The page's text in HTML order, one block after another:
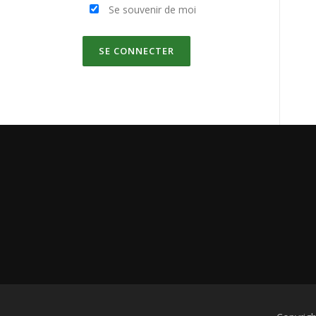
Se souvenir de moi